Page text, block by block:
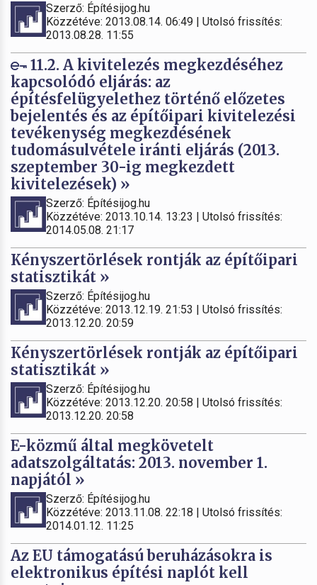
Szerző: Építésijog.hu
Közzétéve: 2013.08.14. 06:49 | Utolsó frissítés:
2013.08.28. 11:55
11.2. A kivitelezés megkezdéséhez
kapcsolódó eljárás: az
építésfelügyelethez történő előzetes
bejelentés és az építőipari kivitelezési
tevékenység megkezdésének
tudomásulvétele iránti eljárás (2013.
szeptember 30-ig megkezdett
kivitelezések) »
Szerző: Építésijog.hu
Közzétéve: 2013.10.14. 13:23 | Utolsó frissítés:
2014.05.08. 21:17
Kényszertörlések rontják az építőipari
statisztikát »
Szerző: Építésijog.hu
Közzétéve: 2013.12.19. 21:53 | Utolsó frissítés:
2013.12.20. 20:59
Kényszertörlések rontják az építőipari
statisztikát »
Szerző: Építésijog.hu
Közzétéve: 2013.12.20. 20:58 | Utolsó frissítés:
2013.12.20. 20:58
E-közmű által megkövetelt
adatszolgáltatás: 2013. november 1.
napjától »
Szerző: Építésijog.hu
Közzétéve: 2013.11.08. 22:18 | Utolsó frissítés:
2014.01.12. 11:25
Az EU támogatású beruházásokra is
elektronikus építési naplót kell